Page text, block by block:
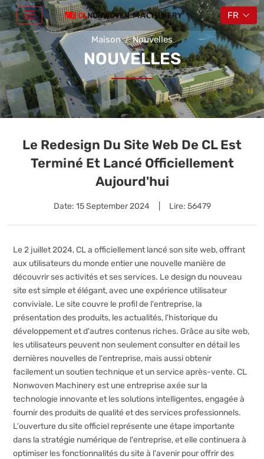
FR
Maison Nouvelles
NOUVELLES
Le Redesign Du Site Web De CL Est
Terminé Et Lancé Officiellement
Aujourd'hui
Date: 15 September 2024 Lire: 56479
Le 2 juillet 2024, CL a officiellement lancé son site web, offrant
aux utilisateurs du monde entier une nouvelle manière de
découvrir ses activités et ses services. Le design du nouveau
site est simple et élégant, avec une expérience utilisateur
conviviale. Le site couvre le profil de l'entreprise, la
présentation des produits, les actualités, l'historique du
développement et d'autres contenus riches. Grâce au site web,
les utilisateurs peuvent non seulement consulter en détail les
dernières nouvelles de l'entreprise, mais aussi obtenir
facilement un soutien technique et un service après-vente. CL
Nonwoven Machinery est une entreprise axée sur la
technologie innovante et les solutions intelligentes, engagée à
fournir des produits de qualité et des services professionnels.
L'ouverture du site officiel représente une étape importante
dans la stratégie numérique de l'entreprise, et elle continuera à
optimiser les fonctionnalités du site à l'avenir pour offrir des